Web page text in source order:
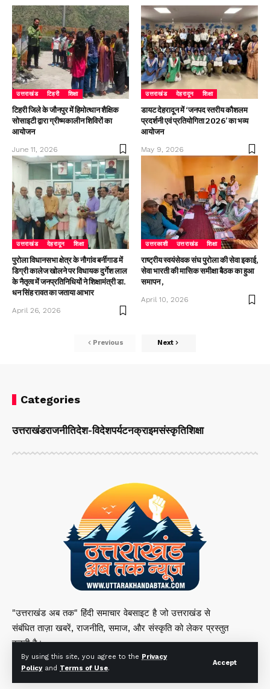
By using this site, you agree to the Privacy
Policyand Terms of Use.
Accept
उत्तराखंड टिहरी शिक्षा
टिहरी जिले के जौनपुर में हिमोत्थान शैक्षिक
सोसाइटी द्वारा ग्रीष्मकालीन शिविरों का
आयोजन
June 11, 2026
उत्तराखंड देहरादून शिक्षा
डायट देहरादून में ‘जनपद स्तरीय कौशलम
प्रदर्शनी एवं प्रतियोगिता 2026’ का भव्य
आयोजन
May 9, 2026
उत्तराखंड देहरादून शिक्षा
पुरोला विधानसभा क्षेत्र के नौगांव बर्नीगाड में
डिग्री कालेज खोलने पर विधायक दुर्गेश लाल
के नैतृत्व में जनप्रतिनिधियों ने शिक्षामंत्री डा.
धन सिंह रावत का जताया आभार
April 26, 2026
उत्तरकाशी उत्तराखंड शिक्षा
राष्ट्रीय स्वयंसेवक संघ पुरोला की सेवा इकाई,
सेवा भारती की मासिक समीक्षा बैठक का हुआ
समापन ,
April 10, 2026
Previous Next
Categories
उत्तराखंडराजनीतिदेश-विदेशपर्यटनक्राइमसंस्कृतिशिक्षा
"उत्तराखंड अब तक" हिंदी समाचार वेबसाइट है जो उत्तराखंड से
संबंधित ताज़ा खबरें, राजनीति, समाज, और संस्कृति को लेकर प्रस्तुत
करती है।